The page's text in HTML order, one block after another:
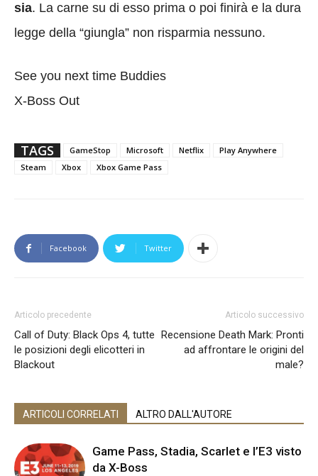
sia. La carne su di esso prima o poi finirà e la dura
legge della “giungla” non risparmia nessuno.
See you next time Buddies
X-Boss Out
TAGS GameStop Microsoft Netflix
Play Anywhere
Steam
Xbox Xbox Game Pass
Facebook Twitter
Articolo precedente
Call of Duty: Black Ops 4, tutte
le posizioni degli elicotteri in
Blackout
Articolo successivo
Recensione Death Mark: Pronti
ad affrontare le origini del
male?
ARTICOLI CORRELATI ALTRO DALL'AUTORE
Game Pass, Stadia, Scarlet e l’E3 visto
da X-Boss